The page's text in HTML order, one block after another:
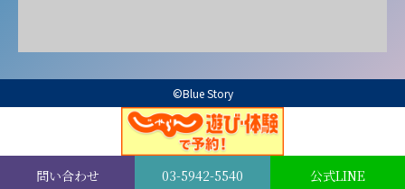
問い合わせ 03-5942-5540 公式LINE
©Blue Story